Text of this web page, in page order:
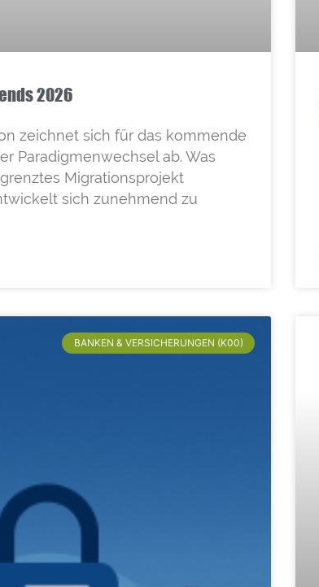
2026
zeichnet sich für das kommende
Paradigmenwechsel ab. Was
Migrationsprojekt
sich zunehmend zu
BANKEN & VERSICHERUNGEN (K00)